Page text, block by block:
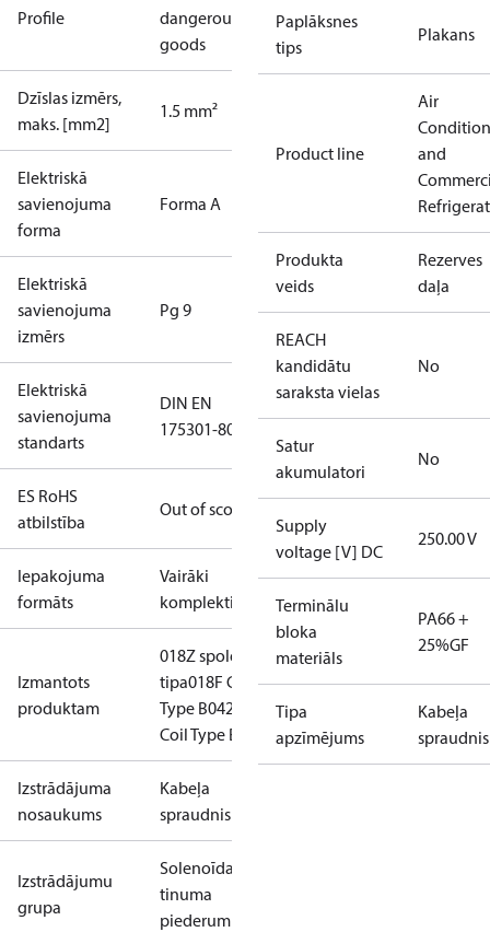
Profile
dangerous
goods
Dzīslas izmērs,
maks. [mm2]
1.5 mm²
Elektriskā
savienojuma
forma
Forma A
Elektriskā
savienojuma
izmērs
Pg 9
Elektriskā
savienojuma
standarts
DIN EN
175301-803A
ES RoHS
atbilstība
Out of scope
Iepakojuma
formāts
Vairāki
komplekti
Izmantots
produktam
018Z spole B
tipa018F Coil
Type B042N
Coil Type B
Izstrādājuma
nosaukums
Kabeļa
spraudnis
Izstrādājumu
grupa
Solenoīda
tinuma
piederumi
Paplāksnes
tips
Plakans
Product line
Air
and
Produkta
veids
Rezerves
daļa
REACH
kandidātu
saraksta vielas
No
Satur
akumulatori
No
Supply
voltage [V] DC
250.00 V
Terminālu
bloka
materiāls
PA66 +
25%GF
Tipa
apzīmējums
Kabeļa
spraudnis